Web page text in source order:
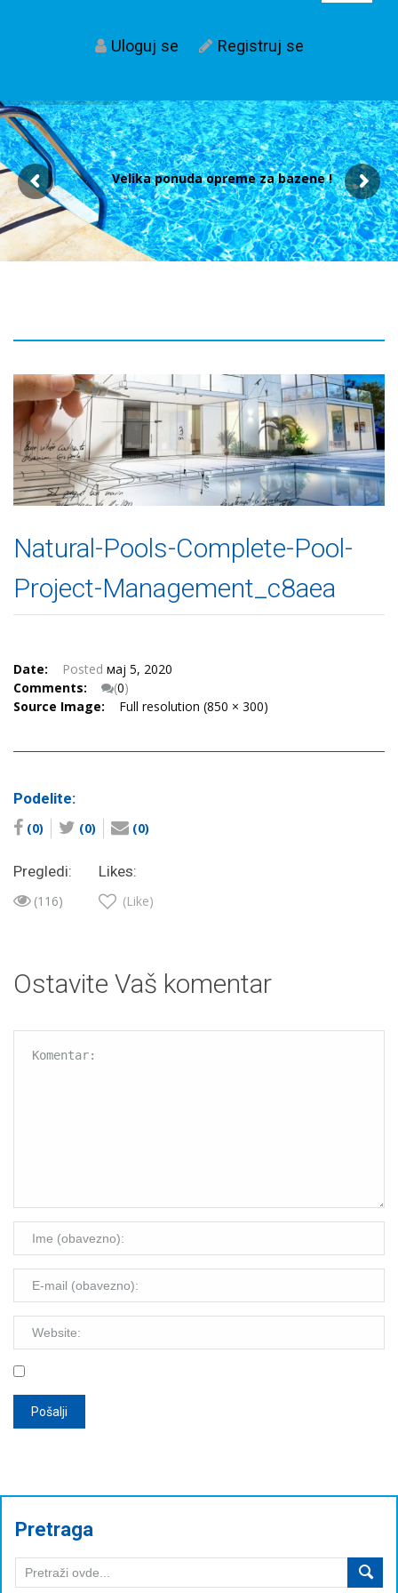
Uloguj se Registruj se
Velika ponuda opreme za bazene !
navigacija
Natural-Pools-Complete-Pool-
Project-Management_c8aea
Date: Posted мај 5, 2020
Comments:
(0)
Source Image:
Full resolution (850 × 300)
Podelite:
(0) (0) (0)
Pregledi:
(116)
Likes:
(Like)
Ostavite Vaš komentar
Pretraga